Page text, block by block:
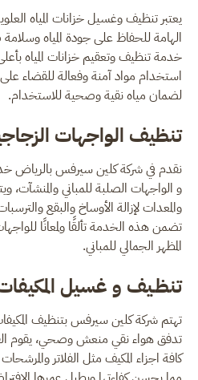
يعتبر تنظيف وغسيل خزانات المياه
الهامة للحفاظ على جودة المياه
خدمة تنظيف وتعقيم خزانات المياه
استخدام مواد آمنة وفعالة للقضاء
لضمان مياه نقية وصحية للاستخدام.
تنظيف الواجهات
نقدم في شركة كلين سيرفس بالرياض
و الواجهات الصلبة للمباني والمنشآت،
والمعدات لإزالة الأوساخ والبقع
تضمن هذه الخدمة تألقًا ولمعانًا
المظهر الجمالي للمباني.
تنظـيف و غسيل
تهتم شركة كلين سيرفس بتنظيف
تدفق هواء نقي منعش وصحي، يقوم
كافة اجزاء المكيف مثل الفلاتر